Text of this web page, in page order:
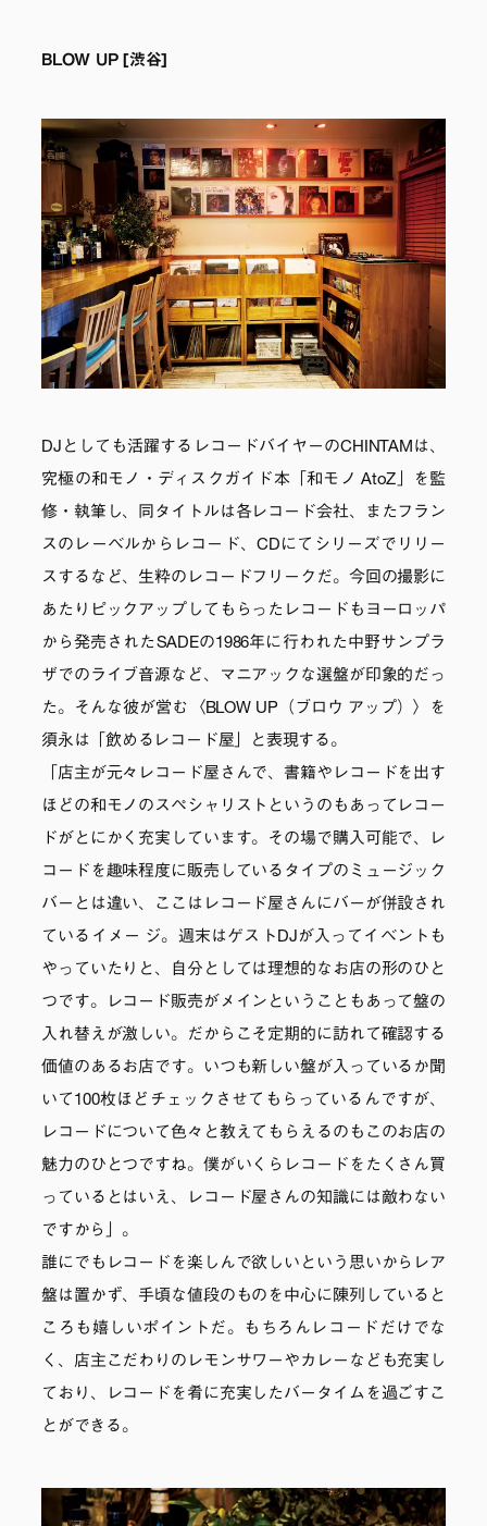
BLOW UP [渋谷]
DJとしても活躍するレコードバイヤーのCHINTAMは、
究極の和モノ・ディスクガイド本「和モノ AtoZ」を監
修・執筆し、同タイトルは各レコード会社、またフラン
スのレーベルからレコード、CDにてシリーズでリリー
スするなど、生粋のレコードフリークだ。今回の撮影に
あたりピックアップしてもらったレコードもヨーロッパ
から発売されたSADEの1986年に行われた中野サンプラ
ザでのライブ音源など、マニアックな選盤が印象的だっ
た。そんな彼が営む〈BLOW UP（ブロウ アップ）〉を
須永は「飲めるレコード屋」と表現する。
「店主が元々レコード屋さんで、書籍やレコードを出す
ほどの和モノのスペシャリストというのもあってレコー
ドがとにかく充実しています。その場で購入可能で、レ
コードを趣味程度に販売しているタイプのミュージック
バーとは違い、ここはレコード屋さんにバーが併設され
ているイメー ジ。週末はゲストDJが入ってイベントも
やっていたりと、自分としては理想的なお店の形のひと
つです。レコード販売がメインということもあって盤の
入れ替えが激しい。だからこそ定期的に訪れて確認する
価値のあるお店です。いつも新しい盤が入っているか聞
いて100枚ほどチェックさせてもらっているんですが、
レコードについて色々と教えてもらえるのもこのお店の
魅力のひとつですね。僕がいくらレコードをたくさん買
っているとはいえ、レコード屋さんの知識には敵わない
ですから」。
誰にでもレコードを楽しんで欲しいという思いからレア
盤は置かず、手頃な値段のものを中心に陳列していると
ころも嬉しいポイントだ。もちろんレコードだけでな
く、店主こだわりのレモンサワーやカレーなども充実し
ており、レコードを肴に充実したバータイムを過ごすこ
とができる。